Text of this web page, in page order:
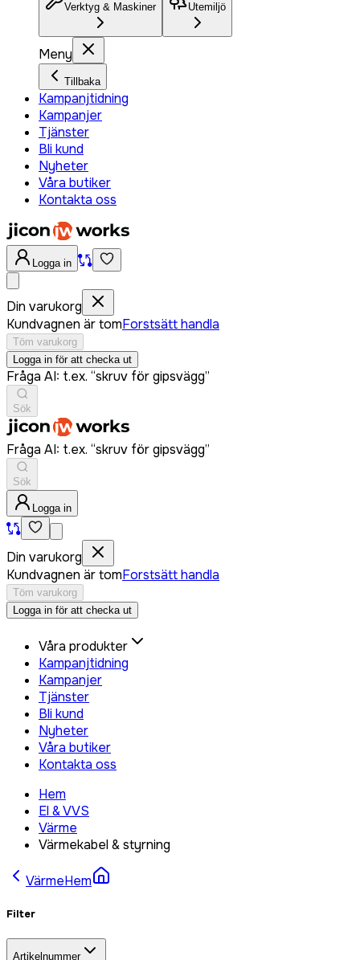
Verktyg & Maskiner Utemiljö
Meny
Tillbaka
Kampanjtidning
Kampanjer
Tjänster
Bli kund
Nyheter
Våra butiker
Kontakta oss
Logga in
Din varukorg
Kundvagnen är tomForstsätt handla
Töm varukorg
Logga in för att checka ut
Fråga AI: t.ex. “skruv för gipsvägg”
Sök
Fråga AI: t.ex. “skruv för gipsvägg”
Sök
Logga in
Din varukorg
Kundvagnen är tomForstsätt handla
Töm varukorg
Logga in för att checka ut
Våra produkter
Kampanjtidning
Kampanjer
Tjänster
Bli kund
Nyheter
Våra butiker
Kontakta oss
Hem
El & VVS
Värme
Värmekabel & styrning
VärmeHem
Filter
Artikelnummer